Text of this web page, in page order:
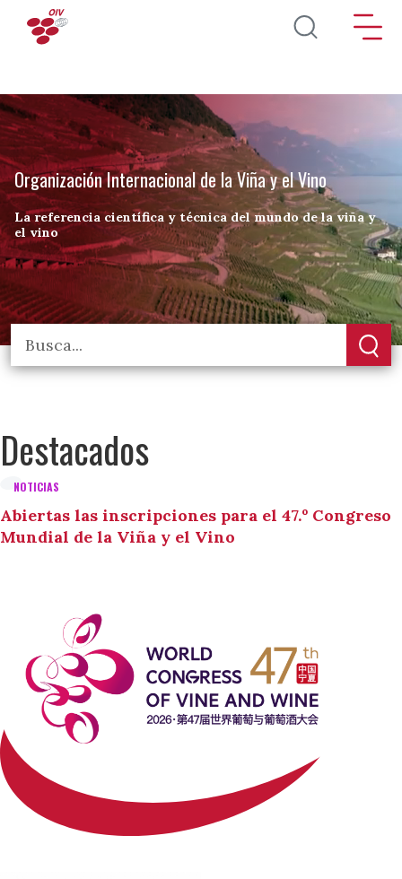
Pasar al contenido principal
Organización Internacional de la Viña y el Vino
La referencia científica y técnica del mundo de la viña y
el vino
Destacados
NOTICIAS
Abiertas las inscripciones para el 47.º Congreso
Mundial de la Viña y el Vino